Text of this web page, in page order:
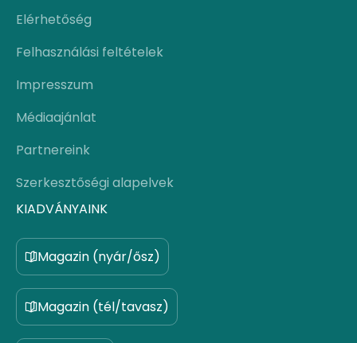
Elérhetőség
Felhasználási feltételek
Impresszum
Médiaajánlat
Partnereink
Szerkesztőségi alapelvek
KIADVÁNYAINK
Magazin (nyár/ősz)
Magazin (tél/tavasz)